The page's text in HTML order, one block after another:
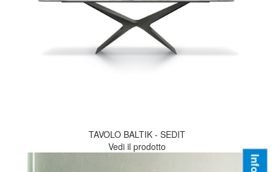
TAVOLO BALTIK - SEDIT
Vedi il prodotto